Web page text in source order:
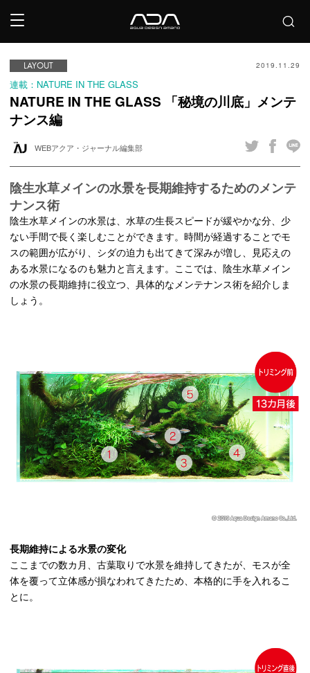
LAYOUT 2019.11.29
連載：NATURE IN THE GLASS
NATURE IN THE GLASS 「秘境の川底」メンテ
ナンス編
WEBアクア・ジャーナル編集部
陰生水草メインの水景を長期維持するためのメンテ
ナンス術
陰生水草メインの水景は、水草の生長スピードが緩やかな分、少
ない手間で長く楽しむことができます。時間が経過することでモ
スの範囲が広がり、シダの迫力も出てきて深みが増し、見応えの
ある水景になるのも魅力と言えます。ここでは、陰生水草メイン
の水景の長期維持に役立つ、具体的なメンテナンス術を紹介しま
しょう。
長期維持による水景の変化
ここまでの数カ月、古葉取りで水景を維持してきたが、モスが全
体を覆って立体感が損なわれてきたため、本格的に手を入れるこ
とに。